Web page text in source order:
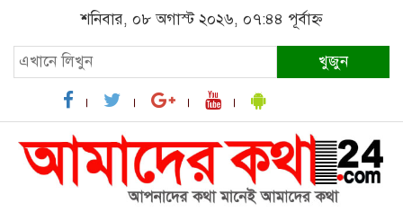
শনিবার, ০৮ অগাস্ট ২০২৬, ০৭:৪৪ পূর্বাহ্ন
খুজুন